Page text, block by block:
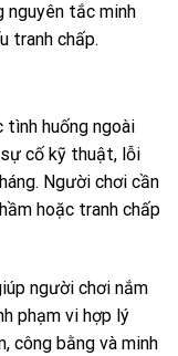
nguyên tắc minh
tranh chấp.
tình huống ngoài
cố kỹ thuật, lỗi
Người chơi cần
hoặc tranh chấp
người chơi nắm
phạm vi hợp lý
công bằng và minh